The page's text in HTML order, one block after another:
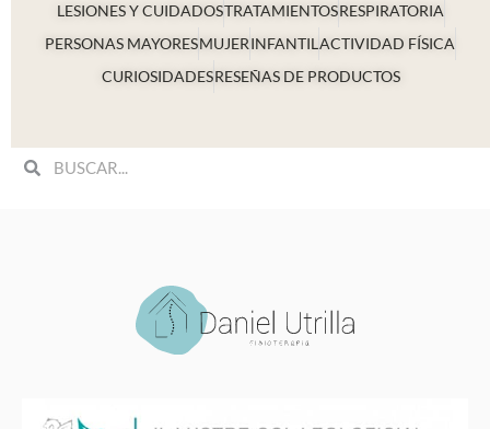
LESIONES Y CUIDADOSTRATAMIENTOSRESPIRATORIA
PERSONAS MAYORESMUJERINFANTILACTIVIDAD FÍSICA
CURIOSIDADESRESEÑAS DE PRODUCTOS
SearchSearch